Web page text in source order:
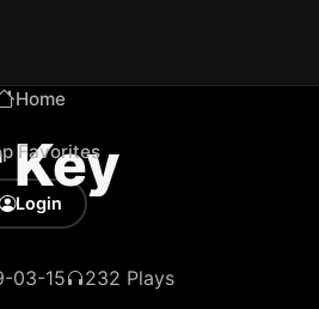
Home
Favorites
Login
03-15 232 Plays